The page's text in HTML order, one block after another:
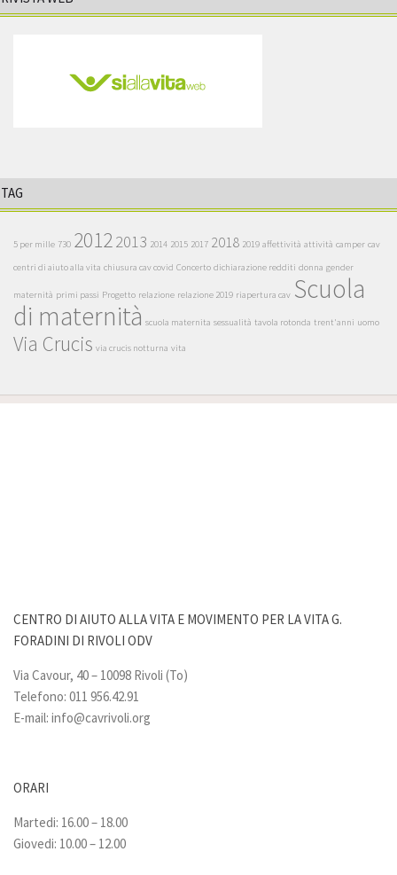
TAG
5 per mille 730 20122013 2014 2015 2017 2018 2019 affettività attività camper cav
centri di aiuto alla vita chiusura cav covid Concerto dichiarazione redditi donna gender
maternità primi passi Progetto relazione relazione 2019 riapertura cav Scuola
di maternità scuola maternita sessualità tavola rotonda trent'anni uomo
Via Crucis via crucis notturna vita
CENTRO DI AIUTO ALLA VITA E MOVIMENTO PER LA VITA G.
FORADINI DI RIVOLI ODV
Via Cavour, 40 – 10098 Rivoli (To)
Telefono: 011 956.42.91
E-mail: info@cavrivoli.org
ORARI
Martedi: 16.00 – 18.00
Giovedi: 10.00 – 12.00